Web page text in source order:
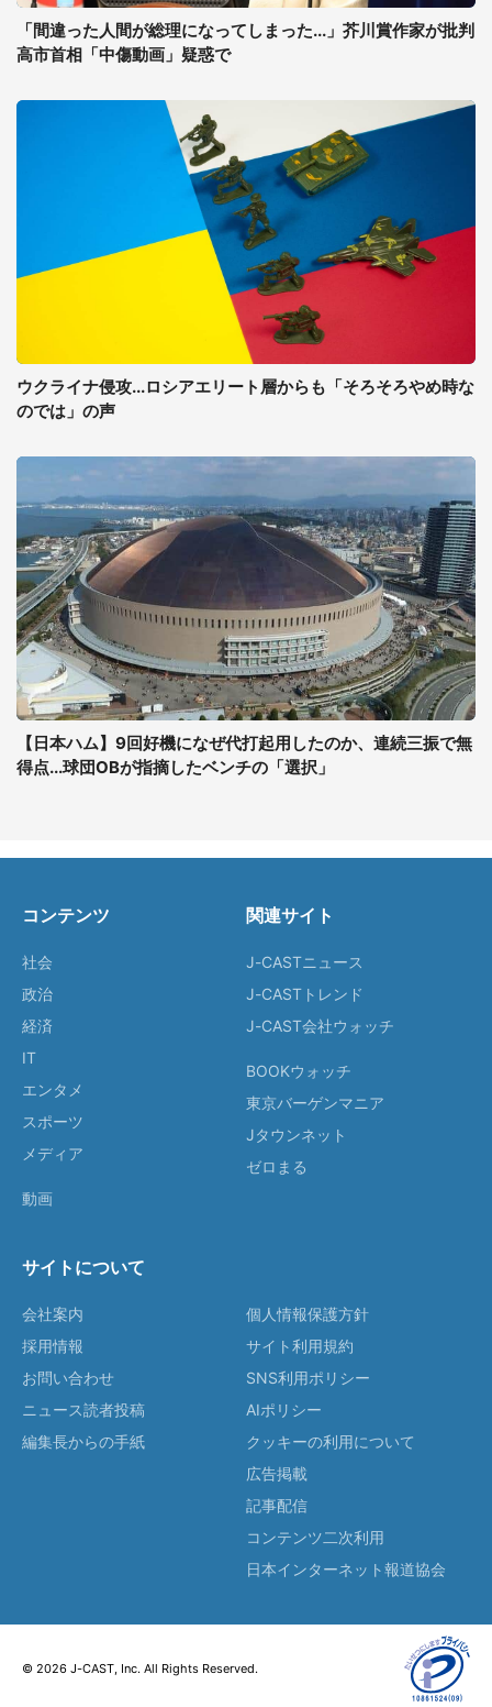
「間違った人間が総理になってしまった...」芥川賞作家が批判
高市首相「中傷動画」疑惑で
ウクライナ侵攻...ロシアエリート層からも「そろそろやめ時な
のでは」の声
【日本ハム】9回好機になぜ代打起用したのか、連続三振で無
得点...球団OBが指摘したベンチの「選択」
コンテンツ
社会
政治
経済
IT
エンタメ
スポーツ
メディア
動画
関連サイト
J-CASTニュース
J-CASTトレンド
J-CAST会社ウォッチ
BOOKウォッチ
東京バーゲンマニア
Jタウンネット
ゼロまる
サイトについて
会社案内
採用情報
お問い合わせ
ニュース読者投稿
編集長からの手紙
個人情報保護方針
サイト利用規約
SNS利用ポリシー
AIポリシー
クッキーの利用について
広告掲載
記事配信
コンテンツ二次利用
日本インターネット報道協会
© 2026 J-CAST, Inc. All Rights Reserved.